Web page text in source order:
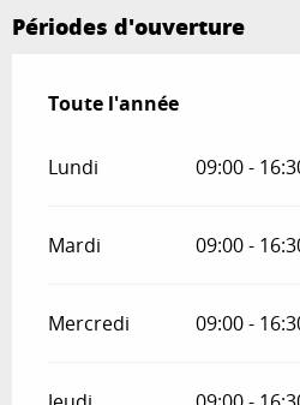
Périodes d'ouverture
Toute l'année
Toute l'année
Lundi 09:00 -
Mardi 09:00 -
Mercredi 09:00 -